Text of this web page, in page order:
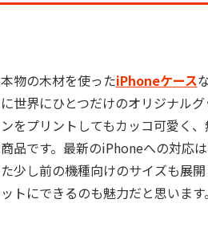
本物の木材を使ったiPhoneケース
に世界にひとつだけのオリジナル
ンをプリントしてもカッコ可愛く
商品です。最新のiPhoneへの対応
た少し前の機種向けのサイズも展
ットにできるのも魅力だと思います。